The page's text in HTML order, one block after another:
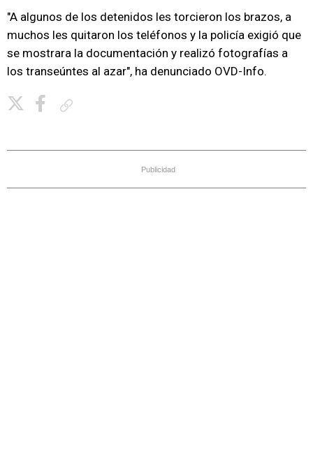
"A algunos de los detenidos les torcieron los brazos, a
muchos les quitaron los teléfonos y la policía exigió que
se mostrara la documentación y realizó fotografías a
los transeúntes al azar", ha denunciado OVD-Info.
Publicidad